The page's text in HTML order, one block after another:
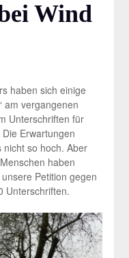
Wind
haben sich einige
am vergangenen
Unterschriften für
Erwartungen
so hoch. Aber
haben
Petition gegen
Unterschriften.